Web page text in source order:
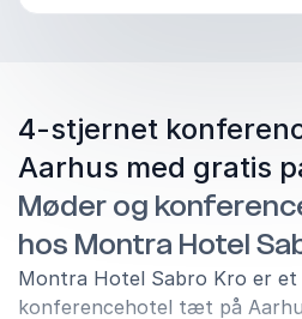
4-stjernet
Aarhus med gratis
Møder og
hos Montra Hotel
Montra Hotel Sabro Kro er
konferencehotel tæt på